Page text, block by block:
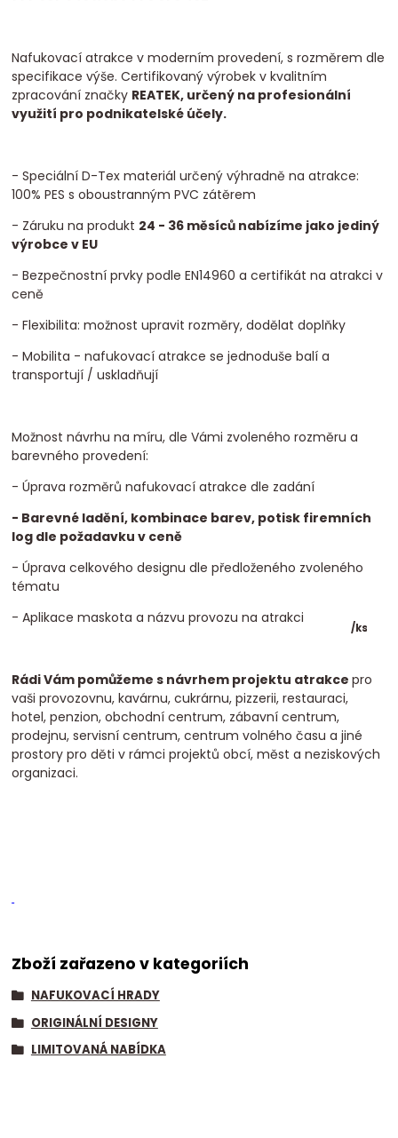
/ks
Nafukovací atrakce v moderním provedení, s rozměrem dle
specifikace výše. Certifikovaný výrobek v kvalitním
zpracování značky REATEK, určený na profesionální
využití pro podnikatelské účely.
- Speciální D-Tex materiál určený výhradně na atrakce:
100% PES s oboustranným PVC zátěrem
- Záruku na produkt 24 - 36 měsíců nabízíme jako jediný
výrobce v EU
- Bezpečnostní prvky podle EN14960 a certifikát na atrakci v
ceně
- Flexibilita: možnost upravit rozměry, dodělat doplňky
- Mobilita - nafukovací atrakce se jednoduše balí a
transportují / uskladňují
Možnost návrhu na míru, dle Vámi zvoleného rozměru a
barevného provedení:
- Úprava rozměrů nafukovací atrakce dle zadání
- Barevné ladění, kombinace barev, potisk firemních
log dle požadavku v ceně
- Úprava celkového designu dle předloženého zvoleného
tématu
- Aplikace maskota a názvu provozu na atrakci
Rádi Vám pomůžeme s návrhem projektu atrakcepro
vaši provozovnu, kavárnu, cukrárnu, pizzerii, restauraci,
hotel, penzion, obchodní centrum, zábavní centrum,
prodejnu, servisní centrum, centrum volného času a jiné
prostory pro děti v rámci projektů obcí, měst a neziskových
organizaci.
Zboží zařazeno v kategoriích
NAFUKOVACÍ HRADY
ORIGINÁLNÍ DESIGNY
LIMITOVANÁ NABÍDKA